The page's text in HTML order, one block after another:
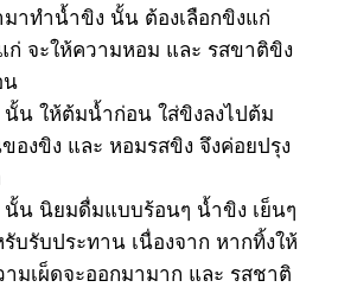
าทำน้ำขิง นั้น ต้องเลือกขิงแก่
ก่ จะให้ความหอม และ รสขาติขิง
น
น ให้ต้มน้ำก่อน ใส่ขิงลงไปต้ม
องขิง และ หอมรสขิง จึงค่อยปรุง
น นิยมดื่มแบบร้อนๆ น้ำขิง เย็นๆ
บรับประทาน เนื่องจาก หากทิ้งให้
มเผ็ดจะออกมามาก และ รสชาติ